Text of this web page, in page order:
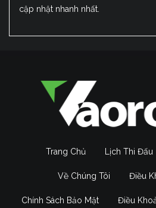
cập nhật nhanh nhất.
Trang Chủ Lịch Thi Đấu
Về Chúng Tôi Điều
Chính Sách Bảo Mật Điều